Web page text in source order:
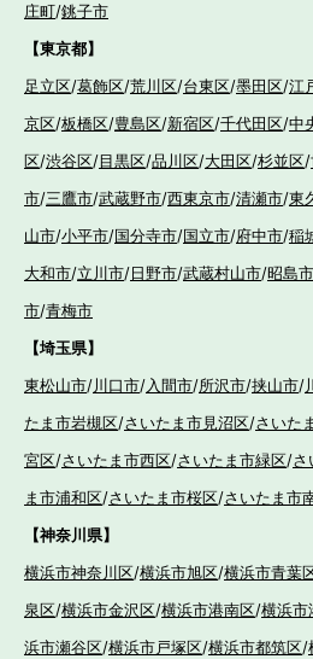
庄町/銚子市
【東京都】
足立区/葛飾区/荒川区/台東区/墨田区/江
京区/板橋区/豊島区/新宿区/千代田区/中
区/渋谷区/目黒区/品川区/大田区/杉並区/
市/三鷹市/武蔵野市/西東京市/清瀬市/東
山市/小平市/国分寺市/国立市/府中市/稲
大和市/立川市/日野市/武蔵村山市/昭島市
市/青梅市
【埼玉県】
東松山市/川口市/入間市/所沢市/挟山市/
たま市岩槻区/さいたま市見沼区/さいた
宮区/さいたま市西区/さいたま市緑区/さ
ま市浦和区/さいたま市桜区/さいたま市
【神奈川県】
横浜市神奈川区/横浜市旭区/横浜市青葉
泉区/横浜市金沢区/横浜市港南区/横浜市
浜市瀬谷区/横浜市戸塚区/横浜市都筑区/